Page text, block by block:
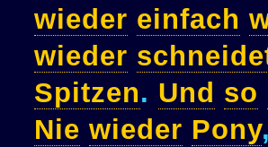
wieder einfach
wieder
Spitzen. Und so
Nie wieder Pony